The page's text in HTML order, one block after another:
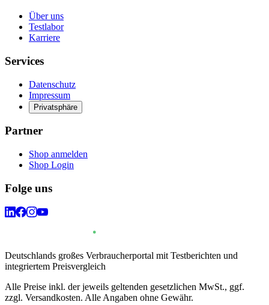
Über uns
Testlabor
Karriere
Services
Datenschutz
Impressum
Privatsphäre
Partner
Shop anmelden
Shop Login
Folge uns
Deutschlands großes Verbraucherportal mit Testberichten und
integriertem Preisvergleich
Alle Preise inkl. der jeweils geltenden gesetzlichen MwSt., ggf.
zzgl. Versandkosten. Alle Angaben ohne Gewähr.